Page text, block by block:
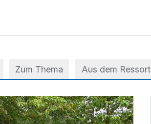
Zum Thema Aus dem Ressort